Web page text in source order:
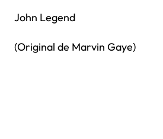
John Legend
(Original de Marvin Gaye)